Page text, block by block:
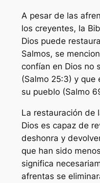
A pesar de las
los creyentes, la
Dios puede
Salmos, se
confían en Dios no
(Salmo 25:3) y que
su pueblo (Salmo
La restauración de
Dios es capaz de
deshonra y
que han sido
significa
afrentas se